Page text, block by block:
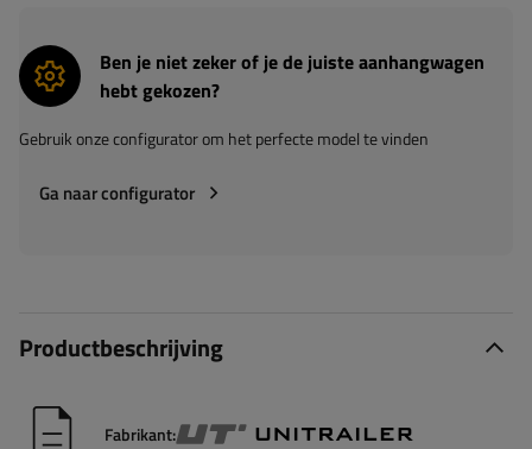
Ben je niet zeker of je de juiste aanhangwagen
hebt gekozen?
Gebruik onze configurator om het perfecte model te vinden
Ga naar configurator
Productbeschrijving
Fabrikant: